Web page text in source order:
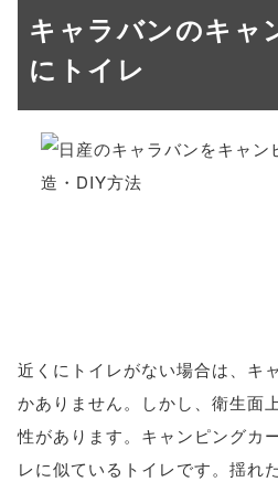
キャラバンのキャ
にトイレ
近くにトイレがない場合は、キ
かありません。しかし、衛生面
性があります。キャンピングカ
レに似ているトイレです。揺れ